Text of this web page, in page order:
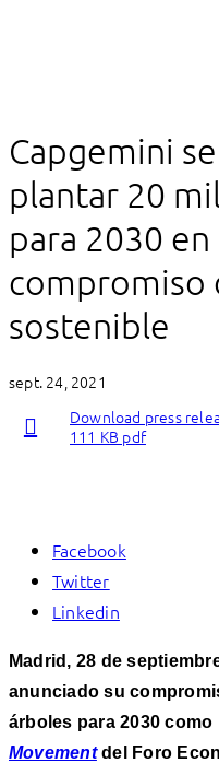
Capgemini
plantar 20
para 2030 en
compromiso
sostenible
sept. 24, 2021
Download press
111 KB pdf
Facebook
Twitter
Linkedin
Madrid, 28 de
anunciado su
árboles para 2030 como
Movementdel Foro